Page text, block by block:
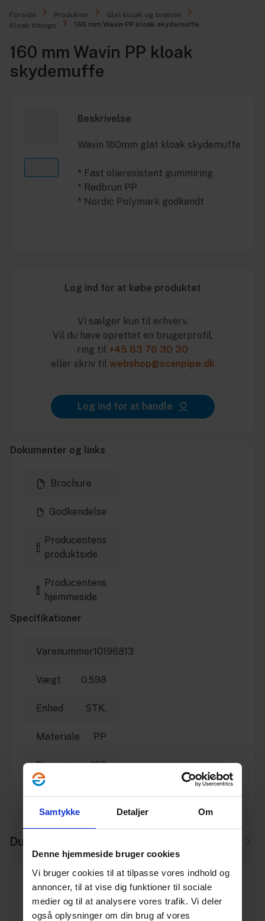
Samtykke Detaljer Om
Denne hjemmeside bruger cookies
Vi bruger cookies til at tilpasse vores indhold og
annoncer, til at vise dig funktioner til sociale
medier og til at analysere vores trafik. Vi deler
også oplysninger om din brug af vores
Forside Produkter
Glat kloak og brønde
Kloak fittings
160 mm Wavin PP kloak skydemuffe
160 mm Wavin PP kloak
skydemuffe
Beskrivelse
Wavin 160mm glat kloak skydemuffe
* Fast olieresistent gummiring
* Rødbrun PP
* Nordic Polymark godkendt
Log ind for at købe produktet
Vi sælger kun til erhverv.
Vil du have oprettet en brugerprofil,
ring til +45 63 76 30 30
eller skriv til webshop@scanpipe.dk
Log ind for at handle
Dokumenter og links
Brochure
Godkendelse
Producentens
produktside
Producentens
hjemmeside
Specifikationer
Varenummer10196813
Vægt 0.598
Enhed STK.
Materiale PP
Dimension 160
ProducentWavin
Du skal måske også bruge